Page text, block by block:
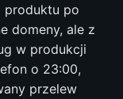
produktu po
domeny, ale z
w produkcji
o 23:00,
przelew